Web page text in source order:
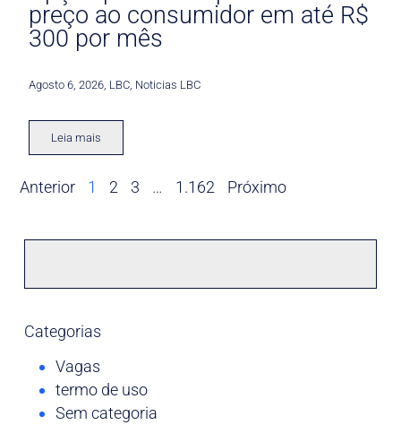
preço ao consumidor em até R$
300 por mês
Agosto 6, 2026 LBC Noticias LBC
Leia mais
Anterior 1 2 3 … 1.162 Próximo
Categorias
Vagas
termo de uso
Sem categoria